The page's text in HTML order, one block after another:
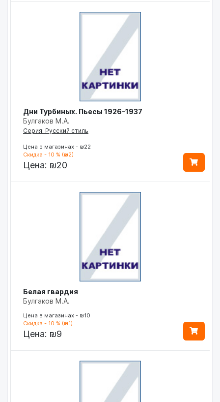
Дни Турбиных. Пьесы 1926-1937
Булгаков М.А.
Серия: Русский стиль
Цена в магазинах - ₪22
Скидка - 10 % (₪2)
Цена: ₪20
Белая гвардия
Булгаков М.А.
Цена в магазинах - ₪10
Скидка - 10 % (₪1)
Цена: ₪9